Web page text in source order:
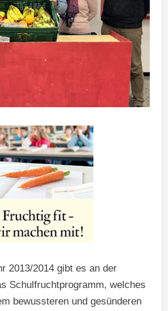
2013/2014 gibt es an der
Schulfruchtprogramm, welches
bewussteren und gesünderen